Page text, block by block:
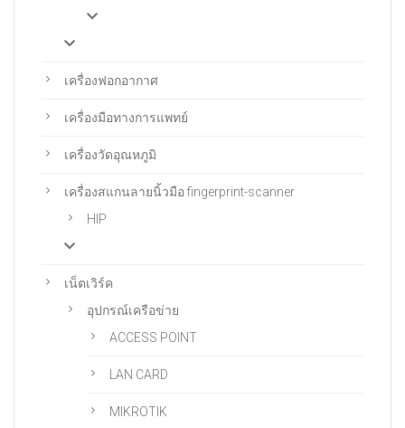
เครื่องฟอกอากาศ
เครื่องมือทางการแพทย์
เครื่องวัดอุณหภูมิ
เครื่องสแกนลายนิ้วมือ fingerprint-scanner
HIP
เน็ตเวิร์ค
อุปกรณ์เครือข่าย
ACCESS POINT
LAN CARD
MIKROTIK